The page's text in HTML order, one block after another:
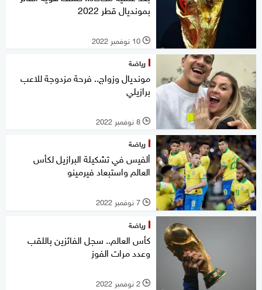
بمونديال قطر 2022
l 10 نوفمبر 2022
رياضة
مونديال وزواج.. فرحة مزدوجة للاعب
برازيلي
l 8 نوفمبر 2022
رياضة
ألفيس في تشكيلة البرازيل لكأس
العالم واستبعاد فيرمينو
l 7 نوفمبر 2022
رياضة
كأس العالم.. سجل الفائزين باللقب
وعدد مرات الفوز
l 2 نوفمبر 2022